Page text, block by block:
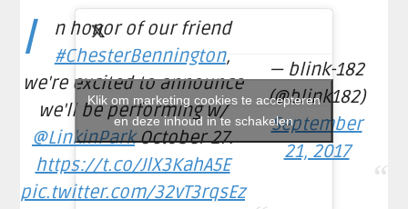
I
n honor of our friend
#ChesterBennington,
we're excited to announce
we'll be performing w/
@LinkinParkOctober 27.
https://t.co/JlX3KahA5E
pic.twitter.com/32vT3rqsEz
— blink-182
(@blink182)
September
21, 2017
Klik om marketing cookies te accepteren
en deze inhoud in te schakelen